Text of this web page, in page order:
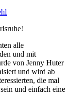
alle
und mit
von Jenny Huter
und wird ab
die mal
und einfach eine